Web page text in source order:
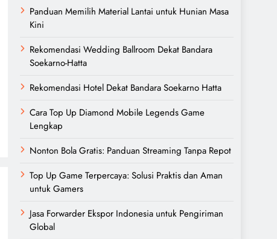
Panduan Memilih Material Lantai untuk Hunian Masa
Kini
Rekomendasi Wedding Ballroom Dekat Bandara
Soekarno-Hatta
Rekomendasi Hotel Dekat Bandara Soekarno Hatta
Cara Top Up Diamond Mobile Legends Game
Lengkap
Nonton Bola Gratis: Panduan Streaming Tanpa Repot
Top Up Game Terpercaya: Solusi Praktis dan Aman
untuk Gamers
Jasa Forwarder Ekspor Indonesia untuk Pengiriman
Global